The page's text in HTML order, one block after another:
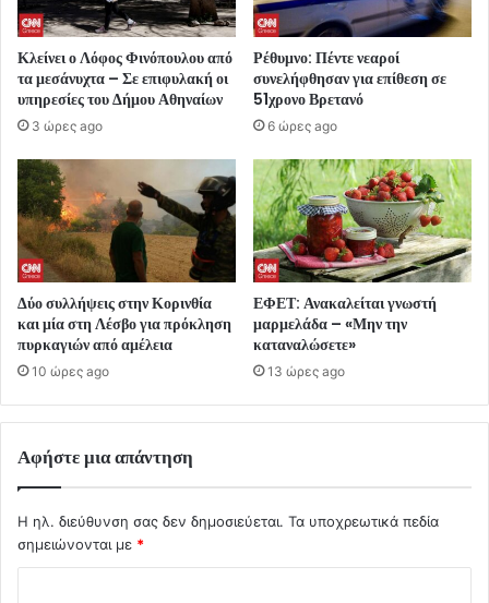
Κλείνει ο Λόφος Φινόπουλου από
τα μεσάνυχτα – Σε επιφυλακή οι
υπηρεσίες του Δήμου Αθηναίων
3 ώρες ago
Ρέθυμνο: Πέντε νεαροί
συνελήφθησαν για επίθεση σε
51χρονο Βρετανό
6 ώρες ago
Δύο συλλήψεις στην Κορινθία
και μία στη Λέσβο για πρόκληση
πυρκαγιών από αμέλεια
10 ώρες ago
ΕΦΕΤ: Ανακαλείται γνωστή
μαρμελάδα – «Μην την
καταναλώσετε»
13 ώρες ago
Αφήστε μια απάντηση
Η ηλ. διεύθυνση σας δεν δημοσιεύεται. Τα υποχρεωτικά πεδία
σημειώνονται με *